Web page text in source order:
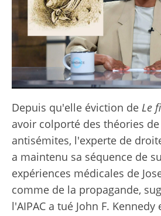
Depuis qu'elle éviction de Le
avoir colporté des théories
antisémites, l'experte de
a maintenu sa séquence de
expériences médicales de
comme de la propagande,
l'AIPAC a tué John F. Kennedy